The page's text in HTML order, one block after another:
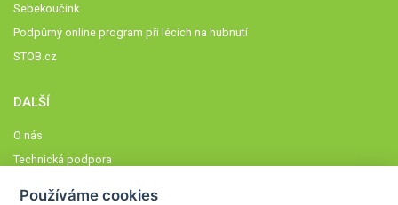
Sebekoučink
Podpůrný online program při lécích na hubnutí
STOB.cz
DALŠÍ
O nás
Technická podpora
Používáme cookies